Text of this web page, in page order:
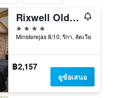
Rixwell Old Riga Palace Hotel
4 ดาว
Minsterejas 8/10, ริกา, ลัตเวีย
฿2,157
ดูข้อเสนอ